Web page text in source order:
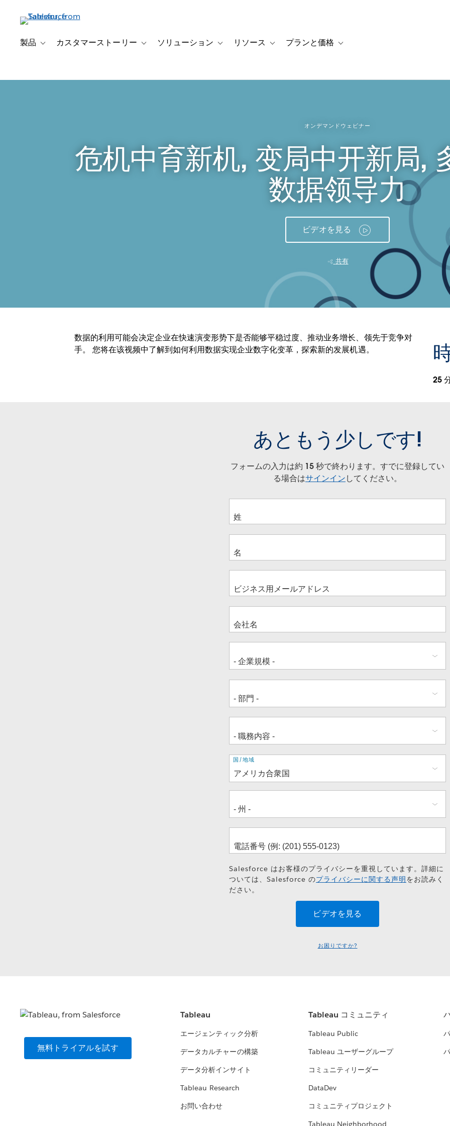
ン
製品 Toggle sub-navigation for 製品
カスタマーストーリー Toggle sub-navigation for カスタマーストーリー
ソリューション Toggle sub-navigation for ソリューション
リソース Toggle sub-navigation for リソース
プランと価格 Toggle sub-navigation for プランと価
オンデマンドウェビナー
危机中育新机, 变局中开新局,
数据领导力
ビデオを見る
共有
数据的利用可能会决定企业在快速演变形势下是否能够平稳过度、推动业务增长、领先于竞争对
手。 您将在该视频中了解到如何利用数据实现企业数字化变革，探索新的发展机遇。
25
あともう少しです!
フォームの入力は約 15 秒で終わります。すでに登録してい
る場合はサインインしてください。
住
所
国/地域
Salesforce はお客様のプライバシーを重視しています。詳細に
ついては、Salesforce のプライバシーに関する声明をお読みく
ださい。
お困りですか?
無料トライアルを試す
Tableau
エージェンティック分析
データカルチャーの構築
データ分析インサイト
Tableau Research
お問い合わせ
Tableau コミュニティ
Tableau Public
Tableau ユーザーグループ
コミュニティリーダー
DataDev
コミュニティプロジェクト
Tableau Neighborhood